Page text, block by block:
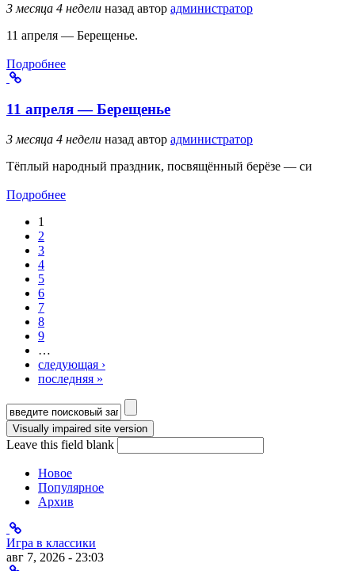
3 месяца 4 недели назад автор администратор
11 апреля — Берещенье.
Подробнее
11 апреля — Берещенье
3 месяца 4 недели назад автор администратор
Тёплый народный праздник, посвящённый берёзе — си
Подробнее
Страницы
1
2
3
4
5
6
7
8
9
…
следующая ›
последняя »
Форма поиска
Leave this field blank
Новое
Популярное
Архив
Игра в классики
авг 7, 2026 - 23:03